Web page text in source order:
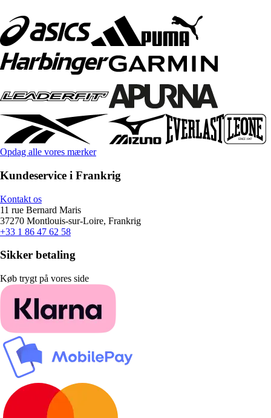
Opdag alle vores mærker
Kundeservice i Frankrig
Kontakt os
11 rue Bernard Maris
37270 Montlouis-sur-Loire, Frankrig
+33 1 86 47 62 58
Sikker betaling
Køb trygt på vores side